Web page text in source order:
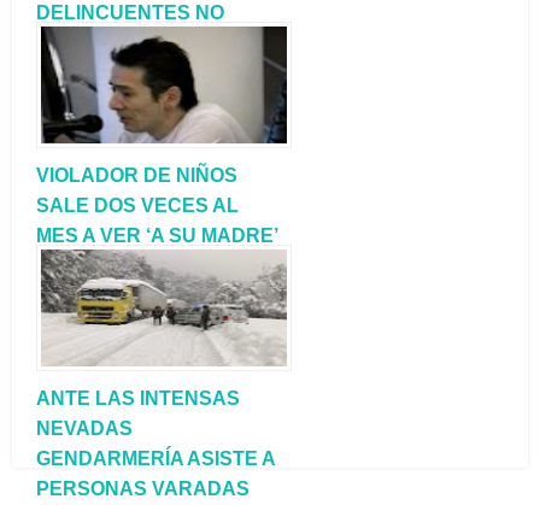
DELINCUENTES NO
VOLVERÁ A CAMINAR
VIOLADOR DE NIÑOS
SALE DOS VECES AL
MES A VER ‘A SU MADRE’
Y ESTÁN POR DARLE
TRANSITORIAS
ANTE LAS INTENSAS
NEVADAS
GENDARMERÍA ASISTE A
PERSONAS VARADAS